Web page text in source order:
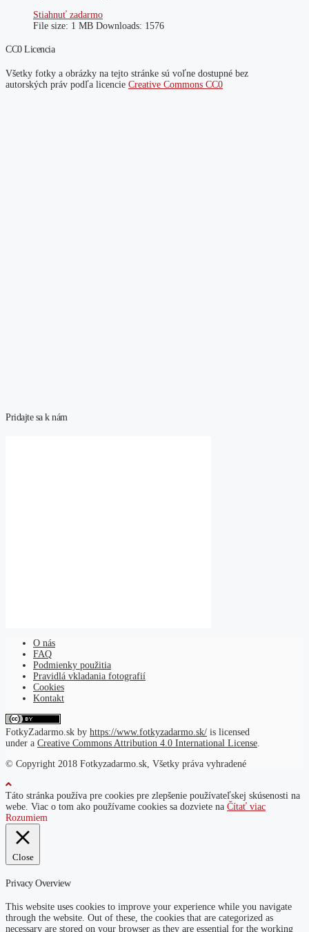
Stiahnuť zadarmo
File size: 1 MB Downloads: 1576
CC0 Licencia
Všetky fotky a obrázky na tejto stránke sú voľne dostupné bez
autorských práv podľa licencie Creative Commons CC0
Pridajte sa k nám
O nás
FAQ
Podmienky použitia
Pravidlá vkladania fotografií
Cookies
Kontakt
FotkyZadarmo.sk by https://www.fotkyzadarmo.sk/ is licensed
under a Creative Commons Attribution 4.0 International License.
© Copyright 2018 Fotkyzadarmo.sk, Všetky práva vyhradené
Táto stránka používa pre cookies pre zlepšenie používateľskej skúsenosti na
webe. Viac o tom ako používame cookies sa dozviete na Čítať viac
Rozumiem
Close
Privacy Overview
This website uses cookies to improve your experience while you navigate
through the website. Out of these, the cookies that are categorized as
necessary are stored on your browser as they are essential for the working